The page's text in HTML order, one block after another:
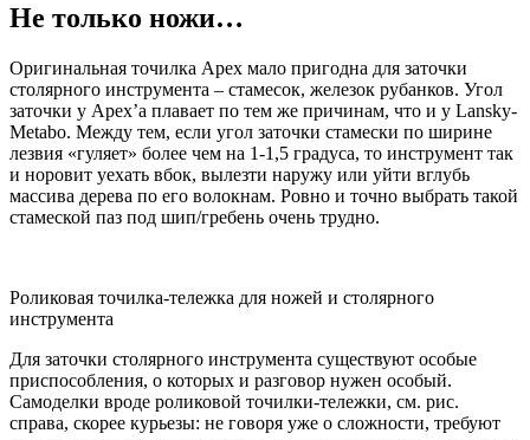
Не только ножи…
Оригинальная точилка Apex мало пригодна для заточки
столярного инструмента – стамесок, железок рубанков. Угол
заточки у Apex’а плавает по тем же причинам, что и у Lansky-
Metabo. Между тем, если угол заточки стамески по ширине
лезвия «гуляет» более чем на 1-1,5 градуса, то инструмент так
и норовит уехать вбок, вылезти наружу или уйти вглубь
массива дерева по его волокнам. Ровно и точно выбрать такой
стамеской паз под шип/гребень очень трудно.
Роликовая точилка-тележка для ножей и столярного
инструмента
Для заточки столярного инструмента существуют особые
приспособления, о которых и разговор нужен особый.
Самоделки вроде роликовой точилки-тележки, см. рис.
справа, скорее курьезы: не говоря уже о сложности, требуют